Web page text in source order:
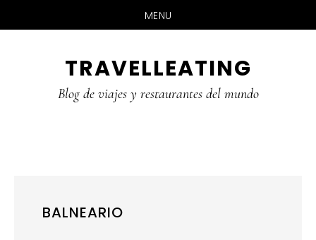
MENU
TRAVELLEATING
Blog de viajes y restaurantes del mundo
BALNEARIO